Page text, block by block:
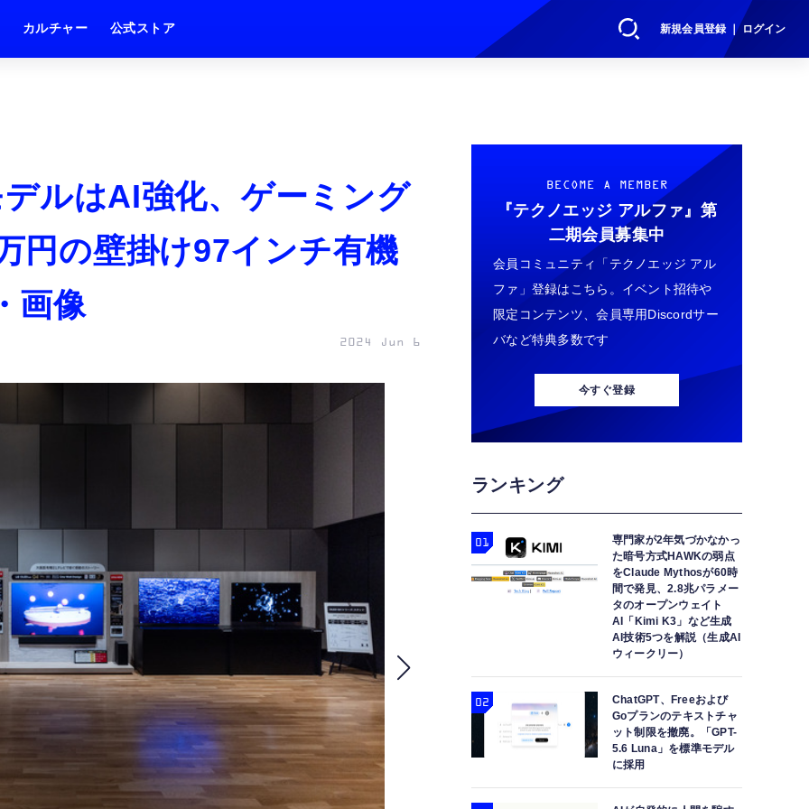
新規会員登録 ｜ ログイン
カルチャー 公式ストア
ルはAI強化、ゲーミング
円の壁掛け97インチ有機
画像
2024 Jun 6
LG 4Kテレビ2024年モデルはAI強化、ゲーミング
BECOME A MEMBER
『テクノエッジ アルファ』 第
二期会員募集中
会員コミュニティ「テクノエッジ アル
ファ」登録はこちら。イベント招待や
限定コンテンツ、会員専用Discordサー
バなど特典多数です
今すぐ登録
ランキング
専門家が2年気づかなかっ
た暗号方式HAWKの弱点
をClaude Mythosが60時
間で発見、2.8兆パラメー
タのオープンウェイト
AI「Kimi K3」など生成
AI技術5つを解説（生成AI
ウィークリー）
ChatGPT、Freeおよび
Goプランのテキストチャ
ット制限を撤廃。「GPT-
5.6 Luna」を標準モデル
に採用